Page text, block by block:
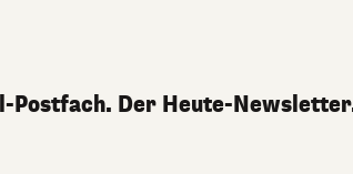
Postfach. Der Heute-